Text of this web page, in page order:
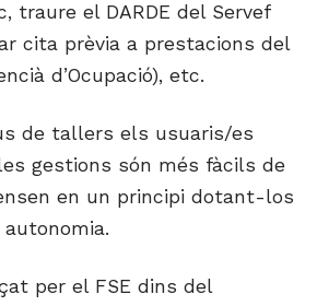
traure el DARDE del Servef
cita prèvia a prestacions del
d’Ocupació), etc.
de tallers els usuaris/es
gestions són més fàcils de
en un principi dotant-los
per el FSE dins del